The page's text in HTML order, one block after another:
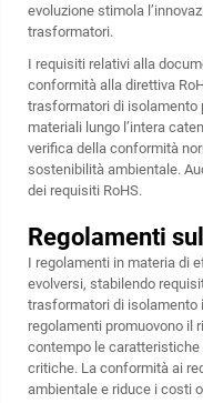
evoluzione stimola
trasformatori.
I requisiti relativi alla
conformità alla direttiva
trasformatori di isolamento
materiali lungo l’intera
verifica della conformità
sostenibilità ambientale.
dei requisiti RoHS.
Regolamenti
I regolamenti in materia di
evolversi, stabilendo
trasformatori di isolamento
regolamenti promuovono il
contempo le
critiche. La conformità ai
ambientale e riduce i costi